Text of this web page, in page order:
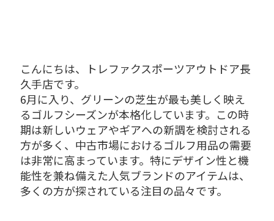
こんにちは、トレファクスポーツアウトドア長
久手店です。
6月に入り、グリーンの芝生が最も美しく映え
るゴルフシーズンが本格化しています。この時
期は新しいウェアやギアへの新調を検討される
方が多く、中古市場におけるゴルフ用品の需要
は非常に高まっています。特にデザイン性と機
能性を兼ね備えた人気ブランドのアイテムは、
多くの方が探されている注目の品々です。